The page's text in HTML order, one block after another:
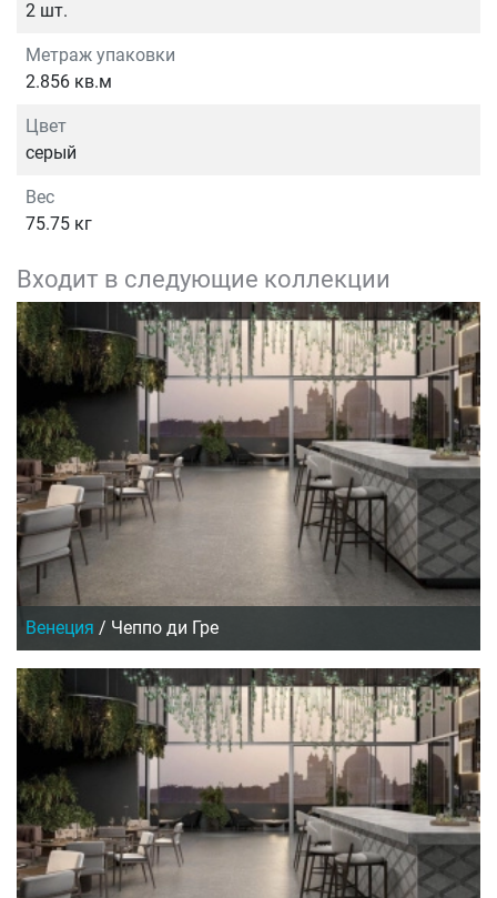
2 шт.
Метраж упаковки
2.856 кв.м
Цвет
серый
Вес
75.75 кг
Входит в следующие коллекции
Венеция / Чеппо ди Гре